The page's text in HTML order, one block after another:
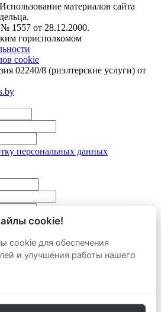
материалов сайта
1557 от 28.12.2000.
горисполкомом
cookie
02240/8 (риэлтерские услуги) от
персональных данных
персональных данных
cookie!
cookie для обеспечения
и улучшения работы нашего